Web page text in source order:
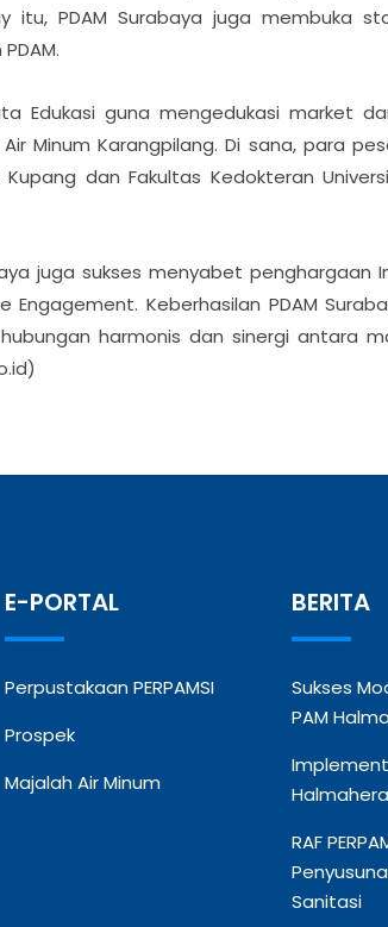
PDAM Surabaya juga membuka
Edukasi guna mengedukasi market
Minum Karangpilang. Di sana, para
dan Fakultas Kedokteran
juga sukses menyabet penghargaan
Keberhasilan PDAM
harmonis dan sinergi antara
E-PORTAL
Perpustakaan PERPAMSI
Prospek
Majalah Air Minum
BERITA
Sukses
PAM
RAF
Sanitasi